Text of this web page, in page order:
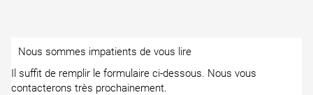
Nous sommes impatients de vous lire
Il suffit de remplir le formulaire ci-dessous. Nous vous
contacterons très prochainement.